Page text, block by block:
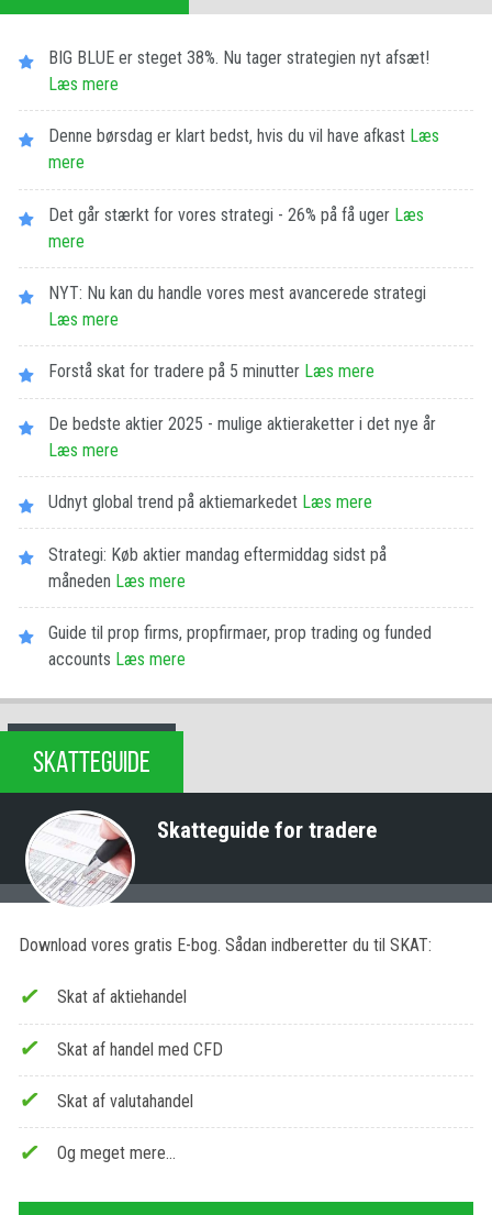
BIG BLUE er steget 38%. Nu tager strategien nyt afsæt!
Læs mere
Denne børsdag er klart bedst, hvis du vil have afkast Læs
mere
Det går stærkt for vores strategi - 26% på få uger Læs
mere
NYT: Nu kan du handle vores mest avancerede strategi
Læs mere
Forstå skat for tradere på 5 minutter Læs mere
De bedste aktier 2025 - mulige aktieraketter i det nye år
Læs mere
Udnyt global trend på aktiemarkedet Læs mere
Strategi: Køb aktier mandag eftermiddag sidst på
måneden Læs mere
Guide til prop firms, propfirmaer, prop trading og funded
accounts Læs mere
SKATTEGUIDE
Skatteguide for tradere
Download vores gratis E-bog. Sådan indberetter du til SKAT:
Skat af aktiehandel
Skat af handel med CFD
Skat af valutahandel
Og meget mere…